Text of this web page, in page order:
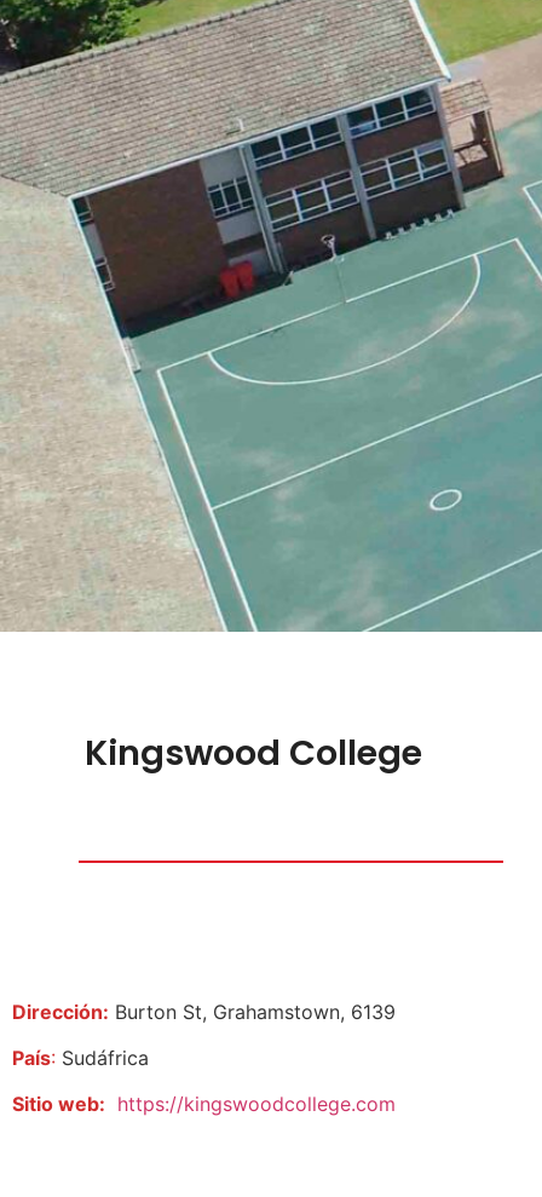
Kingswood College
Dirección: Burton St, Grahamstown, 6139
País: Sudáfrica
Sitio web: https://kingswoodcollege.com